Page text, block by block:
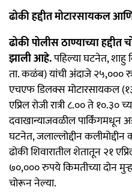
ढोकी हद्दीत मोटारसायकल
ढोकी पोलीस ठाण्याच्या हद्दीत
झाली आहे.पहिल्या घटनेत, शाहु
ता. कळंब) यांची अंदाजे २५,०००
एचएफ डिलक्स मोटारसायकल
एप्रिल रोजी रात्री ८.०० ते १०.३०
दवाखान्याजवळील पार्किंगमधून
घटनेत, जलाल्लोद्दीन कलीमोद्दीन
ढोकी शिवारातील शेतातून २१
७०,००० रुपये किमतीच्या दोन
चोरून नेल्या.